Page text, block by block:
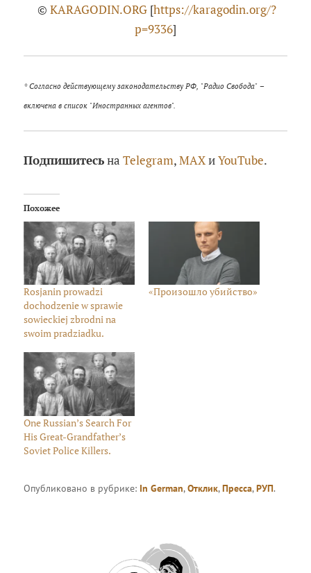
© KARAGODIN.ORG [https://karagodin.org/?
p=9336]
* Согласно действующему законодательству РФ, "Радио Свобода" –
включена в список "Иностранных агентов".
ПодпишитесьнаTelegram,MAXиYouTube.
Похожее
Rosjanin prowadzi
dochodzenie w sprawie
sowieckiej zbrodni na
swoim pradziadku.
«Произошло убийство»
One Russian’s Search For
His Great-Grandfather’s
Soviet Police Killers.
Опубликовано в рубрике: In German,Отклик,Пресса,РУП.